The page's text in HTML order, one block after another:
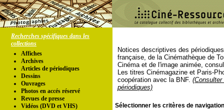
Recherches spécifiques dans les
collections
Affiches
Archives
Articles de périodiques
Dessins
Ouvrages
Photos en accés réservé
Revues de presse
Vidéos (DVD et VHS)
Notices descriptives des
française, de la Cinémathèque de
Cinéma et de l'image animée,
Les titres Cinémagazine et Paris-
coopération avec la BNF.
périodiques)
Sélectionner les critères de